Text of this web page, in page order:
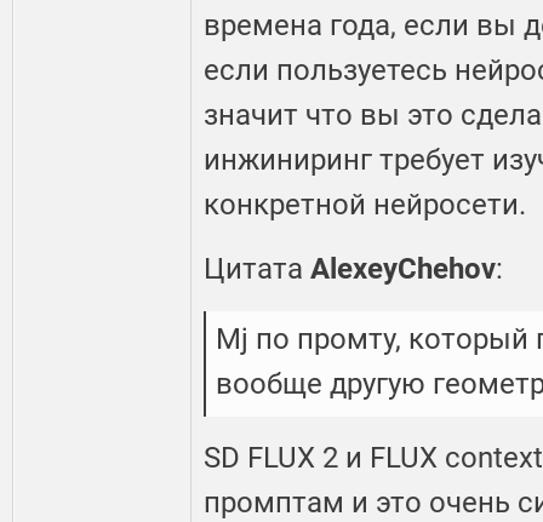
времена года, если вы
если пользуетесь
значит что вы это
инжиниринг требует
конкретной нейросети.
Цитата AlexeyChehov:
Mj по промту, который
вообще другую
SD FLUX 2 и FLUX
промптам и это очень